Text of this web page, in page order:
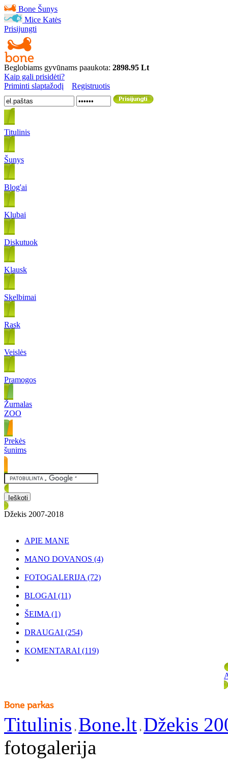
Bone Šunys
Mice Katės
Prisijungti
Beglobiams gyvūnams paaukota: 2898.95 Lt
Kaip gali prisidėti?
Priminti slaptažodį
Registruotis
Titulinis
Šunys
Blog'ai
Klubai
Diskutuok
Klausk
Skelbimai
Rask
Veislės
Pramogos
Žurnalas
ZOO
Prekės
šunims
Džekis 2007-2018
APIE MANE
MANO DOVANOS (4)
FOTOGALERIJA (72)
BLOGAI (11)
ŠEIMA (1)
DRAUGAI (254)
KOMENTARAI (119)
Titulinis Bone.lt Džekis
fotogalerija